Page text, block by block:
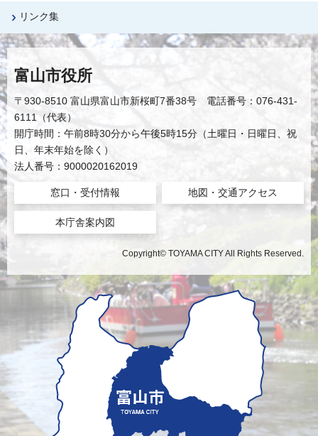
リンク集
富山市役所
〒930-8510 富山県富山市新桜町7番38号 電話番号：076-431-
6111（代表）
開庁時間：午前8時30分から午後5時15分（土曜日・日曜日、祝
日、年末年始を除く）
法人番号：9000020162019
窓口・受付情報 地図・交通アクセス
本庁舎案内図
Copyright© TOYAMA CITY All Rights Reserved.